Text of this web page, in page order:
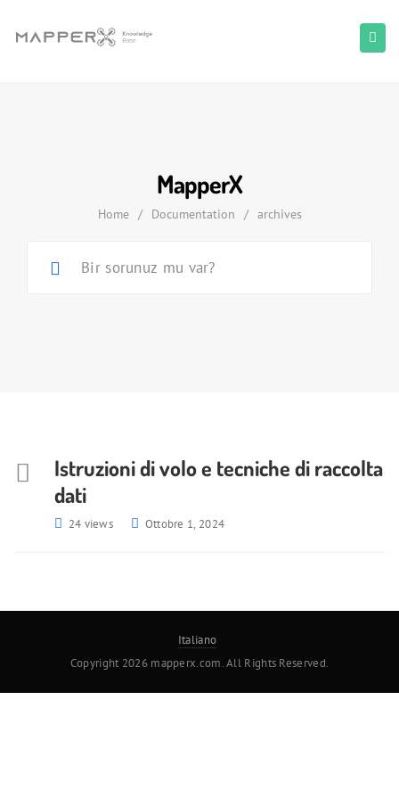
MapperX
Home / Documentation / archives
Istruzioni di volo e tecniche di raccolta
dati
24 views Ottobre 1, 2024
Italiano
Copyright 2026 mapperx.com. All Rights Reserved.